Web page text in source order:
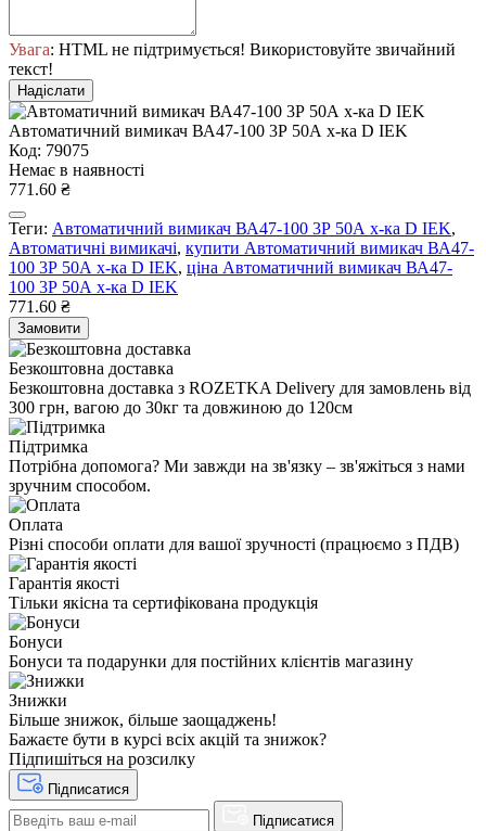
Увага: HTML не підтримується! Використовуйте звичайний
текст!
Надіслати
Автоматичний вимикач ВА47-100 3Р 50А х-ка D IEK
Код: 79075
Немає в наявності
771.60 ₴
Теги: Автоматичний вимикач ВА47-100 3Р 50А х-ка D IEK,
Автоматичні вимикачі, купити Автоматичний вимикач ВА47-
100 3Р 50А х-ка D IEK, ціна Автоматичний вимикач ВА47-
100 3Р 50А х-ка D IEK
771.60 ₴
Замовити
Безкоштовна доставка
Безкоштовна доставка з ROZETKA Delivery для замовлень від
300 грн, вагою до 30кг та довжиною до 120см
Підтримка
Потрібна допомога? Ми завжди на зв'язку – зв'яжіться з нами
зручним способом.
Оплата
Різні способи оплати для вашої зручності (працюємо з ПДВ)
Гарантія якості
Тільки якісна та сертифікована продукція
Бонуси
Бонуси та подарунки для постійних клієнтів магазину
Знижки
Більше знижок, більше заощаджень!
Бажаєте бути в курсі всіх акцій та знижок?
Підпишіться на розсилку
Підписатися
Підписатися